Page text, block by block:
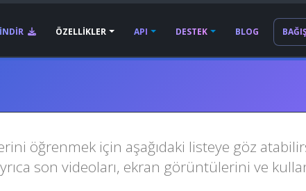
İNDIR ÖZELLIKLER API DESTEK BLOG BAĞIŞ
öğrenmek için aşağıdaki listeye göz
son videoları, ekran görüntülerini ve